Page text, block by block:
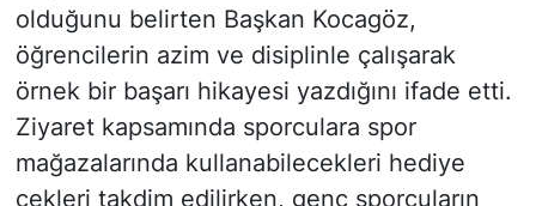
olduğunu belirten Başkan Kocagöz,
öğrencilerin azim ve disiplinle çalışarak
örnek bir başarı hikayesi yazdığını ifade etti.
Ziyaret kapsamında sporculara spor
mağazalarında kullanabilecekleri hediye
çekleri takdim edilirken, genç sporcuların